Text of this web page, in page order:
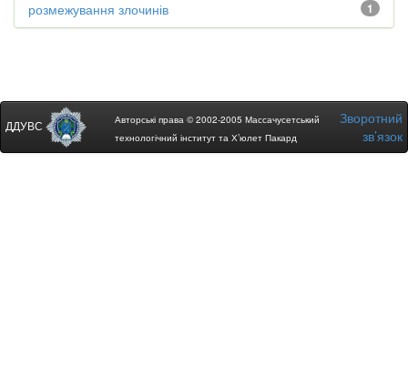
1
розмежування злочинів
ДДУВС
Авторські права © 2002-2005 Массачусетський
технологічний інститут та Х’юлет Пакард
Зворотний
зв’язок